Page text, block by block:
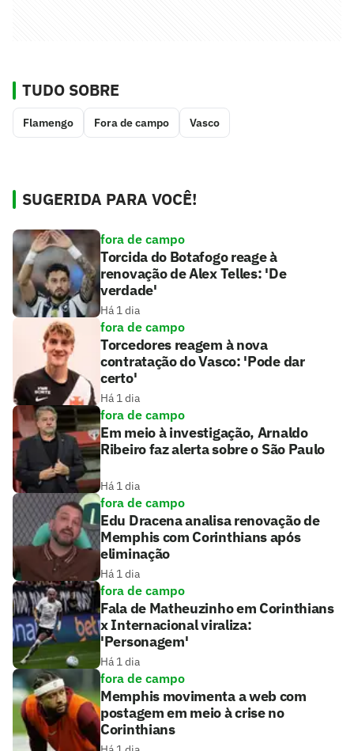
TUDO SOBRE
Flamengo Fora de campo Vasco
SUGERIDA PARA VOCÊ!
fora de campo
Torcida do Botafogo reage à
renovação de Alex Telles: 'De
verdade'
Há 1 dia
fora de campo
Torcedores reagem à nova
contratação do Vasco: 'Pode dar
certo'
Há 1 dia
fora de campo
Em meio à investigação, Arnaldo
Ribeiro faz alerta sobre o São Paulo
Há 1 dia
fora de campo
Edu Dracena analisa renovação de
Memphis com Corinthians após
eliminação
Há 1 dia
fora de campo
Fala de Matheuzinho em Corinthians
x Internacional viraliza:
'Personagem'
Há 1 dia
fora de campo
Memphis movimenta a web com
postagem em meio à crise no
Corinthians